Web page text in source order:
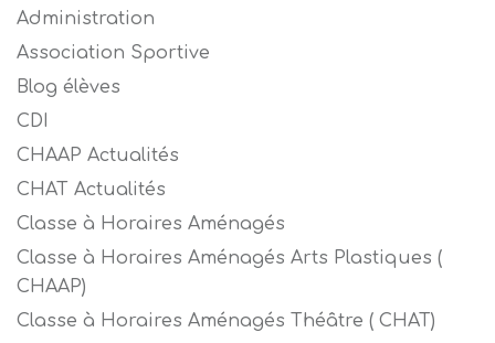
Administration
Association Sportive
Blog élèves
CDI
CHAAP Actualités
CHAT Actualités
Classe à Horaires Aménagés
Classe à Horaires Aménagés Arts Plastiques (
CHAAP)
Classe à Horaires Aménagés Théâtre ( CHAT)